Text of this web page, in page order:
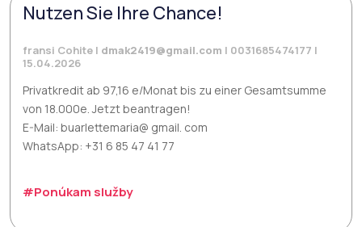
Nutzen Sie Ihre Chance!
fransi Cohite | dmak2419@gmail.com | 0031685474177 |
15.04.2026
Privatkredit ab 97,16 e/Monat bis zu einer Gesamtsumme
von 18.000e. Jetzt beantragen!
E-Mail: buarlettemaria@ gmail. com
WhatsApp: +31 6 85 47 41 77
#Ponúkam služby